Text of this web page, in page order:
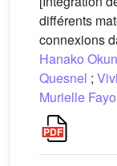
différents
connexions
Hanako
Quesnel ;
Murielle